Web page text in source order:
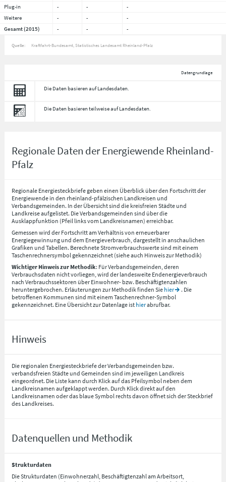
Plug-in
- -
-
Weitere
- -
-
Gesamt (2015)
- - -
Quelle: Kraftfahrt-Bundesamt, Statistisches Landesamt Rheinland-Pfalz
Datengrundlage
Die Daten basieren auf Landesdaten.
Die Daten basieren teilweise auf Landesdaten.
Regionale Daten der Energiewende Rheinland-
Pfalz
Regionale Energiesteckbriefe geben einen Überblick über den Fortschritt der
Energiewende in den rheinland-pfälzischen Landkreisen und
Verbandsgemeinden. In der Übersicht sind die kreisfreien Städte und
Landkreise aufgelistet. Die Verbandsgemeinden sind über die
Ausklappfunktion (Pfeil links vom Landkreisnamen) erreichbar.
Gemessen wird der Fortschritt am Verhältnis von erneuerbarer
Energiegewinnung und dem Energieverbrauch, dargestellt in anschaulichen
Grafiken und Tabellen. Berechnete Stromverbrauchswerte sind mit einem
Taschenrechnersymbol gekennzeichnet (siehe auch Hinweis zur Methodik)
Wichtiger Hinweis zur Methodik: Für Verbandsgemeinden, deren
Verbrauchsdaten nicht vorliegen, wird der landesweite Endenergieverbrauch
nach Verbrauchssektoren über Einwohner- bzw. Beschäftigtenzahlen
heruntergebrochen. Erläuterungen zur Methodik finden Sie hier
. Die
betroffenen Kommunen sind mit einem Taschenrechner-Symbol
gekennzeichnet. Eine Übersicht zur Datenlage ist hierabrufbar.
Hinweis
Die regionalen Energiesteckbriefe der Verbandsgemeinden bzw.
verbandsfreien Städte und Gemeinden sind im jeweiligen Landkreis
eingeordnet. Die Liste kann durch Klick auf das Pfeilsymbol neben dem
Landkreisnamen aufgeklappt werden. Durch Klick direkt auf den
Landkreisnamen oder das blaue Symbol rechts davon öffnet sich der Steckbrief
des Landkreises.
Datenquellen und Methodik
Strukturdaten
Die Strukturdaten (Einwohnerzahl, Beschäftigtenzahl am Arbeitsort,